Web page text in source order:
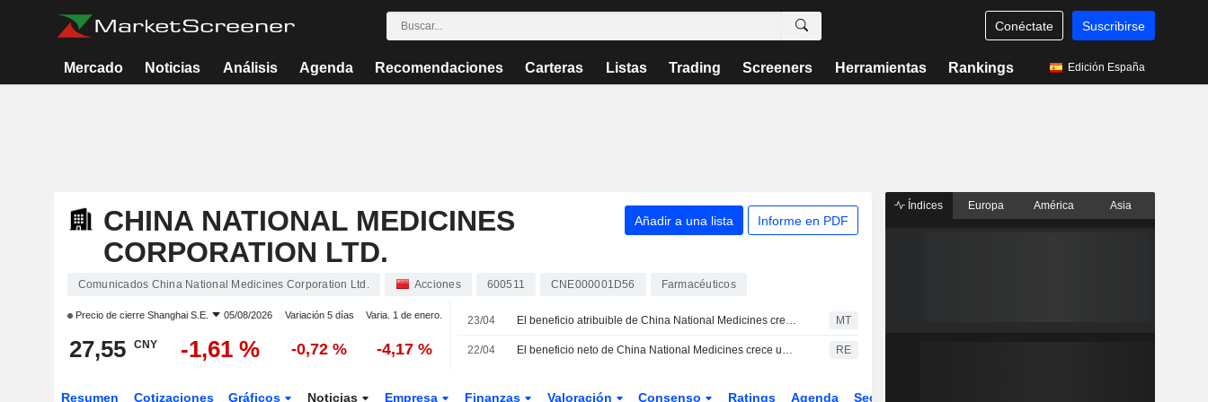
Conéctate Suscribirse
Mercado Noticias Análisis Agenda Recomendaciones Carteras Listas Trading Screeners Herramientas Rankings Edición España
CHINA NATIONAL MEDICINES
CORPORATION LTD.
Añadir a una lista Informe en PDF
Comunicados China National Medicines Corporation Ltd. Acciones 600511 CNE000001D56 Farmacéuticos
Precio de cierre Shanghai S.E. 05/08/2026 Variación 5 días Varia. 1 de enero.
27,55 CNY -1,61 % -0,72 % -4,17 %
23/04 El beneficio atribuible de China National Medicines crece un 3% en el primer trimestre MT
22/04 El beneficio neto de China National Medicines crece un 3.3% interanual en el primer trimestre RE
Resumen Cotizaciones Gráficos Noticias Empresa Finanzas Valoración Consenso Ratings Agenda Sector
Índices Europa América Asia